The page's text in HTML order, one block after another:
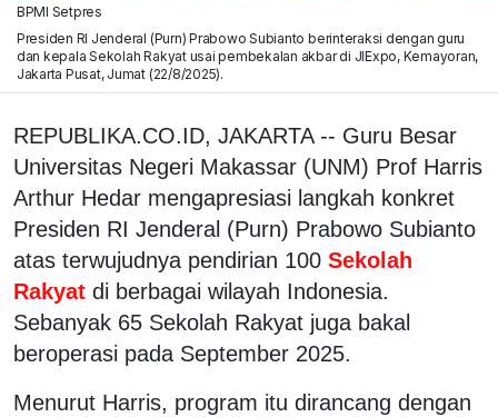
BPMI Setpres
Presiden RI Jenderal (Purn) Prabowo Subianto berinteraksi dengan guru
dan kepala Sekolah Rakyat usai pembekalan akbar di JIExpo, Kemayoran,
Jakarta Pusat, Jumat (22/8/2025).
REPUBLIKA.CO.ID, JAKARTA -- Guru Besar
Universitas Negeri Makassar (UNM) Prof Harris
Arthur Hedar mengapresiasi langkah konkret
Presiden RI Jenderal (Purn) Prabowo Subianto
atas terwujudnya pendirian 100 Sekolah
Rakyat di berbagai wilayah Indonesia.
Sebanyak 65 Sekolah Rakyat juga bakal
beroperasi pada September 2025.
Menurut Harris, program itu dirancang dengan